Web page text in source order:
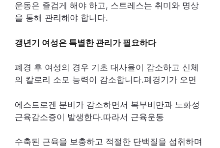
운동은 즐겁게 해야 하고, 스트레스는 취미와 명상
을 통해 관리해야 합니다.
갱년기 여성은 특별한 관리가 필요하다
폐경 후 여성의 경우 기초 대사율이 감소하고 신체
의 칼로리 소모 능력이 감소합니다.폐경기가 오면
에스트로겐 분비가 감소하면서 복부비만과 노화성
근육감소증이 발생한다.따라서 근육운동
수축된 근육을 보충하고 적절한 단백질을 섭취하며